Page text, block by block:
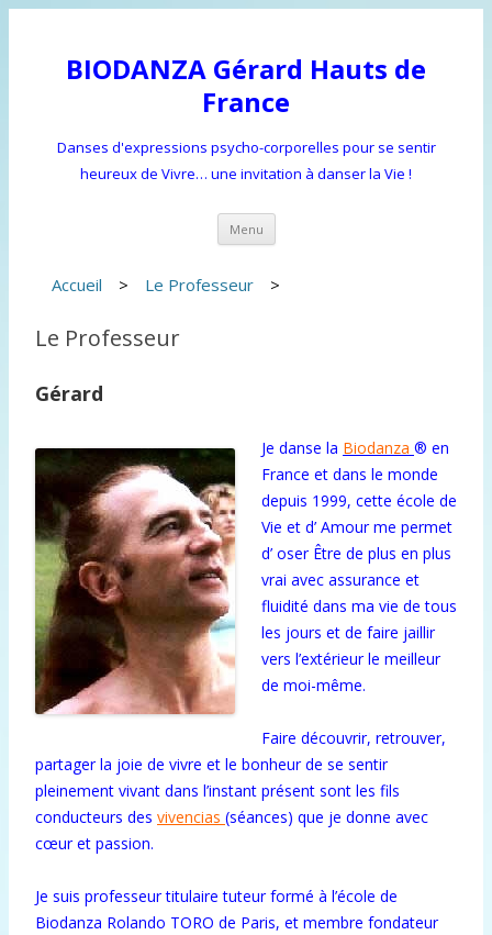
BIODANZA Gérard Hauts de
France
Danses d'expressions psycho-corporelles pour se sentir
heureux de Vivre… une invitation à danser la Vie !
Menu Aller
contenu
Accueil > Le Professeur >
Le Professeur
Gérard
Je danse la Biodanza ® en
France et dans le monde
depuis 1999, cette école de
Vie et d’ Amour me permet
d’ oser Être de plus en plus
vrai avec assurance et
fluidité dans ma vie de tous
les jours et de faire jaillir
vers l’extérieur le meilleur
de moi-même.
Faire découvrir, retrouver,
partager la joie de vivre et le bonheur de se sentir
pleinement vivant dans l’instant présent sont les fils
conducteurs des vivencias (séances) que je donne avec
cœur et passion.
Je suis professeur titulaire tuteur formé à l’école de
Biodanza Rolando TORO de Paris, et membre fondateur